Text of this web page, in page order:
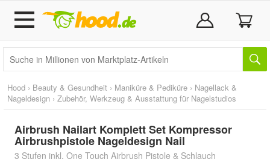
Hood › Beauty & Gesundheit › Maniküre & Pediküre › Nagellack &
Nageldesign › Zubehör, Werkzeug & Ausstattung für Nagelstudios
Airbrush Nailart Komplett Set Kompressor
Airbrushpistole Nageldesign Nail
3 Stufen inkl. One Touch Airbrush Pistole & Schlauch